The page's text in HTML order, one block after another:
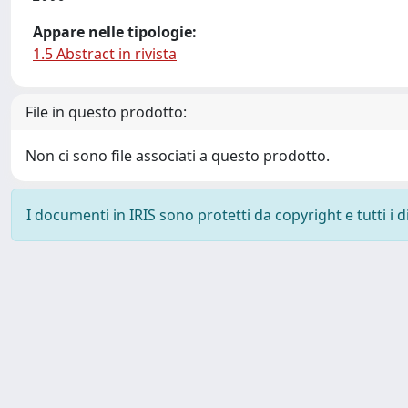
Appare nelle tipologie:
1.5 Abstract in rivista
File in questo prodotto:
Non ci sono file associati a questo prodotto.
I documenti in IRIS sono protetti da copyright e tutti i